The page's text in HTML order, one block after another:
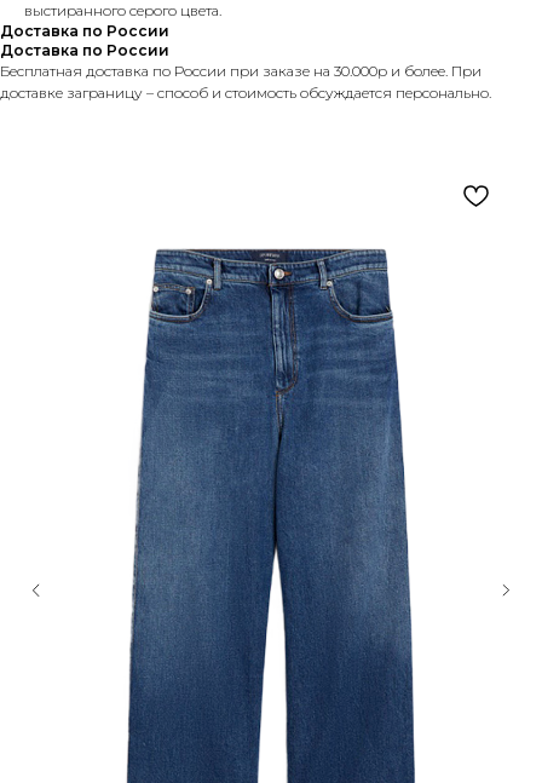
выстиранного серого цвета.
Доставка по России
Доставка по России
Бесплатная доставка по России при заказе на 30.000р и более. При
доставке заграницу – способ и стоимость обсуждается персонально.